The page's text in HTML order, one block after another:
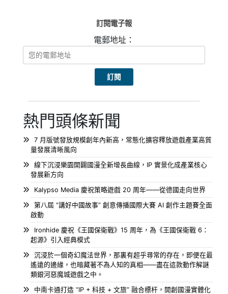
訂閱電子報
電郵地址：
熱門頭條新聞
7 月版號發放規模創年內新高，常態化擴容釋放遊戲產業高質
量發展清晰風向
線下沉浸樂園開闢國漫全新增長曲線，IP 實景化成產業核心
發展新方向
Kalypso Media 慶祝策略遊戲 20 周年——從德國走向世界
第八屆 “講好中國故事” 創意傳播國際大賽 AI 創作主題賽全面
啟動
Ironhide 慶祝《王國保衛戰》15 周年，為《王國保衛戰 6：
起源》引入經典模式
沉浸於一個奇幻魔法世界，那裏有超乎尋常的存在，即便在最
遙遠的邊緣，也暗藏著不為人知的真相——盡在這款動作解謎
類銀河惡魔城遊戲之中。
中南卡通打造 “IP + 科技 + 文旅” 融合標杆，開創國漫實體化